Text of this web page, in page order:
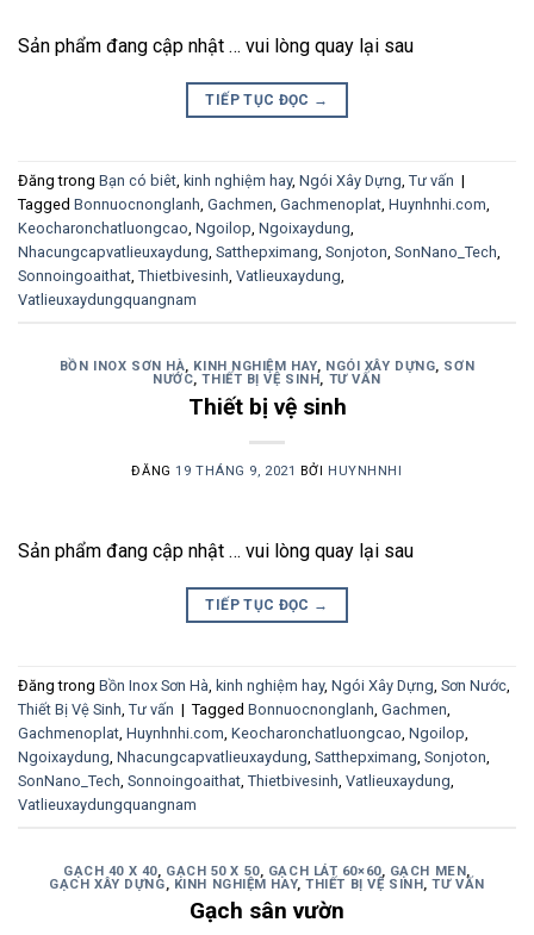
Sản phẩm đang cập nhật … vui lòng quay lại sau
TIẾP TỤC ĐỌC →
Đăng trong Bạn có biêt, kinh nghiệm hay, Ngói Xây Dựng, Tư vấn |
Tagged Bonnuocnonglanh, Gachmen, Gachmenoplat, Huynhnhi.com,
Keocharonchatluongcao, Ngoilop, Ngoixaydung,
Nhacungcapvatlieuxaydung, Satthepximang, Sonjoton, SonNano_Tech,
Sonnoingoaithat, Thietbivesinh, Vatlieuxaydung,
Vatlieuxaydungquangnam
BỒN INOX SƠN HÀ, KINH NGHIỆM HAY, NGÓI XÂY DỰNG, SƠN
NƯỚC,THIẾT BỊ VỆ SINH, TƯ VẤN
Thiết bị vệ sinh
ĐĂNG19 THÁNG 9, 2021 BỞI HUYNHNHI
Sản phẩm đang cập nhật … vui lòng quay lại sau
TIẾP TỤC ĐỌC →
Đăng trong Bồn Inox Sơn Hà kinh nghiệm hay, Ngói Xây Dựng Sơn Nước
Thiết Bị Vệ Sinh Tư vấn | Tagged Bonnuocnonglanh Gachmen
Gachmenoplat Huynhnhi.com Keocharonchatluongcao Ngoilop
Ngoixaydung Nhacungcapvatlieuxaydung Satthepximang Sonjoton
SonNano_Tech Sonnoingoaithat Thietbivesinh Vatlieuxaydung
Vatlieuxaydungquangnam
GẠCH 40 X 40, GẠCH 50 X 50, GẠCH LÁT 60×60, GẠCH MEN,
GẠCH XÂY DỰNG, KINH NGHIỆM HAY,THIẾT BỊ VỆ SINH,TƯ VẤN
Gạch sân vườn